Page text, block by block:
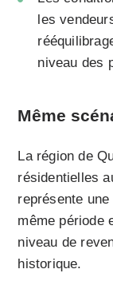
les
niveau des
Même
La région de
résidentielles
représente
même période
niveau de
historique.